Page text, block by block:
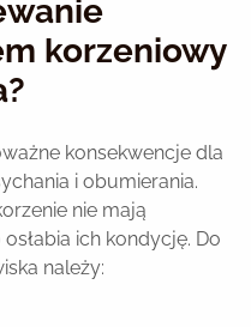
korzeniowy
konsekwencje dla
i obumierania.
nie mają
ich kondycję. Do
należy: